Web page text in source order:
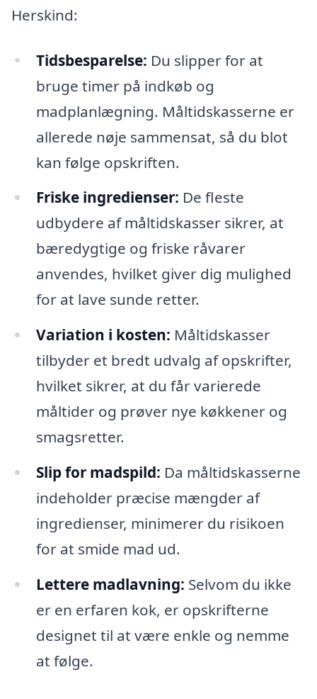
Herskind:
Tidsbesparelse: Du slipper for at
bruge timer på indkøb og
madplanlægning. Måltidskasserne er
allerede nøje sammensat, så du blot
kan følge opskriften.
Friske ingredienser: De fleste
udbydere af måltidskasser sikrer, at
bæredygtige og friske råvarer
anvendes, hvilket giver dig mulighed
for at lave sunde retter.
Variation i kosten: Måltidskasser
tilbyder et bredt udvalg af opskrifter,
hvilket sikrer, at du får varierede
måltider og prøver nye køkkener og
smagsretter.
Slip for madspild: Da måltidskasserne
indeholder præcise mængder af
ingredienser, minimerer du risikoen
for at smide mad ud.
Lettere madlavning: Selvom du ikke
er en erfaren kok, er opskrifterne
designet til at være enkle og nemme
at følge.